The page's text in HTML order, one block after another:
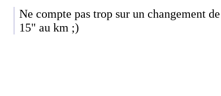
Ne compte pas trop sur un changement
15" au km ;)